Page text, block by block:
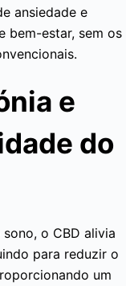
ansiedade e
bem-estar, sem os
e
do
o CBD alivia
para reduzir o
um